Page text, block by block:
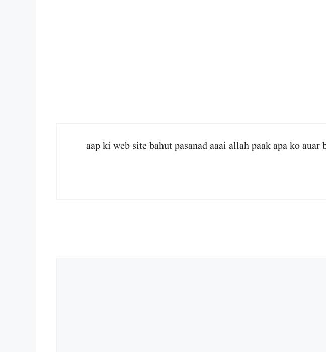
aap ki web site bahut pasanad aaai allah paak apa ko